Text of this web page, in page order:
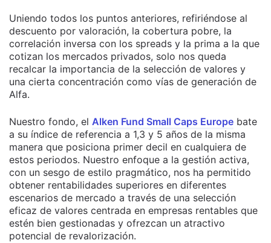
Uniendo todos los puntos anteriores, refiriéndose al
descuento por valoración, la cobertura pobre, la
correlación inversa con los spreads y la prima a la que
cotizan los mercados privados, solo nos queda
recalcar la importancia de la selección de valores y
una cierta concentración como vías de generación de
Alfa.
Nuestro fondo, el Alken Fund Small Caps Europe bate
a su índice de referencia a 1,3 y 5 años de la misma
manera que posiciona primer decil en cualquiera de
estos periodos. Nuestro enfoque a la gestión activa,
con un sesgo de estilo pragmático, nos ha permitido
obtener rentabilidades superiores en diferentes
escenarios de mercado a través de una selección
eficaz de valores centrada en empresas rentables que
estén bien gestionadas y ofrezcan un atractivo
potencial de revalorización.